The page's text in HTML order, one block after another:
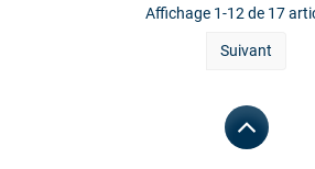
Affichage 1-12 de 17
Suivant